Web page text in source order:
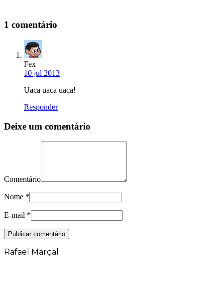
1 comentário
Fex
10 jul 2013
Uaca uaca uaca!
Responder
Deixe um comentário
Comentário
Nome *
E-mail *
Rafael Marçal